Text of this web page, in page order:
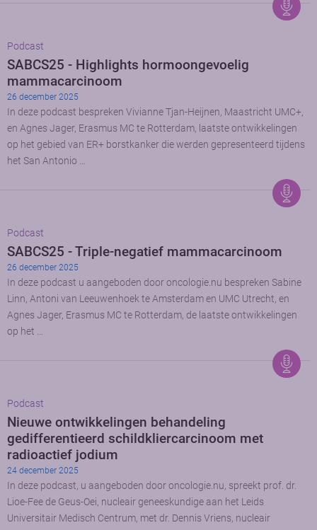
Podcast
SABCS25 - Highlights hormoongevoelig
mammacarcinoom
26 december 2025
In deze podcast bespreken Vivianne Tjan-Heijnen, Maastricht UMC+,
en Agnes Jager, Erasmus MC te Rotterdam, laatste ontwikkelingen
op het gebied van ER+ borstkanker die werden gepresenteerd tijdens
het San Antonio …
Podcast
SABCS25 - Triple-negatief mammacarcinoom
26 december 2025
In deze podcast u aangeboden door oncologie.nu bespreken Sabine
Linn, Antoni van Leeuwenhoek te Amsterdam en UMC Utrecht, en
Agnes Jager, Erasmus MC te Rotterdam, de laatste ontwikkelingen
op het …
Podcast
Nieuwe ontwikkelingen behandeling
gedifferentieerd schildkliercarcinoom met
radioactief jodium
24 december 2025
In deze podcast, u aangeboden door oncologie.nu, spreekt prof. dr.
Lioe-Fee de Geus-Oei, nucleair geneeskundige aan het Leids
Universitair Medisch Centrum, met dr. Dennis Vriens, nucleair